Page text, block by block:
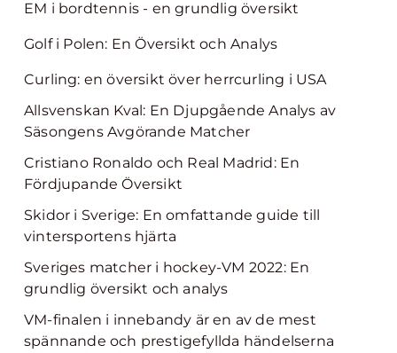
EM i bordtennis - en grundlig översikt
Golf i Polen: En Översikt och Analys
Curling: en översikt över herrcurling i USA
Allsvenskan Kval: En Djupgående Analys av
Säsongens Avgörande Matcher
Cristiano Ronaldo och Real Madrid: En
Fördjupande Översikt
Skidor i Sverige: En omfattande guide till
vintersportens hjärta
Sveriges matcher i hockey-VM 2022: En
grundlig översikt och analys
VM-finalen i innebandy är en av de mest
spännande och prestigefyllda händelserna